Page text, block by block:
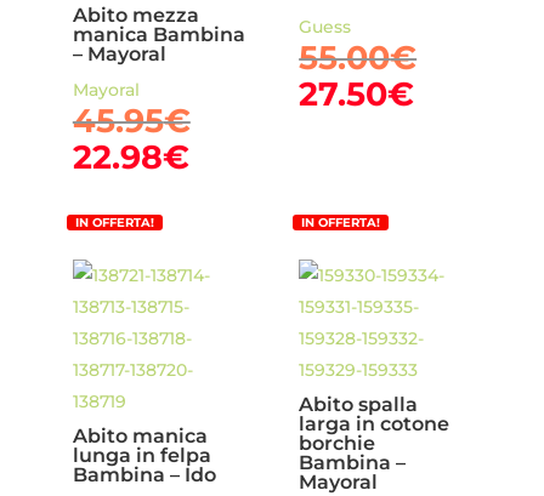
Abito mezza
manica Bambina
– Mayoral
Mayoral
45.95€Il
prezzo
22.98€Il
attuale
22.98€.
Guess
55.00€Il
27.50€Il
IN OFFERTA!
Abito manica
lunga in felpa
Bambina – Ido
IN OFFERTA!
Abito spalla
larga in cotone
borchie
Bambina –
Mayoral